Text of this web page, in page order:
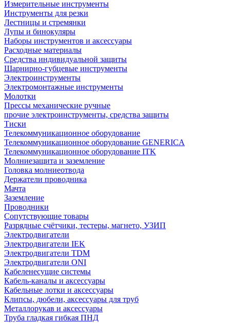
Измерительные инструменты
Инструменты для резки
Лестницы и стремянки
Лупы и бинокуляры
Наборы инструментов и аксессуары
Расходные материалы
Средства индивидуальной защиты
Шарнирно-губцевые инструменты
Электроинструменты
Электромонтажные инструменты
Молотки
Прессы механические ручные
прочие электроинструменты, средства защиты
Тиски
Телекоммуникационное оборудование
Телекоммуникационное оборудование GENERICA
Телекоммуникационное оборудование ITK
Молниезащита и заземление
Головка молниеотвода
Держатели проводника
Мачта
Заземление
Проводники
Сопутствующие товары
Разрядные счётчики, тестеры, магнето, УЗИП
Электродвигатели
Электродвигатели IEK
Электродвигатели TDM
Электродвигатели ONI
Кабеленесущие системы
Кабель-каналы и аксессуары
Кабельные лотки и аксессуары
Клипсы, дюбели, аксессуары для труб
Металлорукав и аксессуары
Труба гладкая гибкая ПНД